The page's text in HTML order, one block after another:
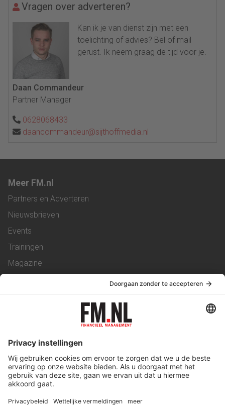
Vragen over adverteren?
Kan ik je van dienst zijn met een
toelichting of advies? Bel of mail
gerust. Ik neem graag de tijd voor je.
Daan Commandeur
Partner Manager
0628068433
daancommandeur@sijthoffmedia.nl
Meer FM.nl
Partners en Adverteren
Nieuwsbrieven
Events
Trainingen
Magazine
Service & Contact
Werken bij ons
Privacy Statement
Algemene Voorwaarden